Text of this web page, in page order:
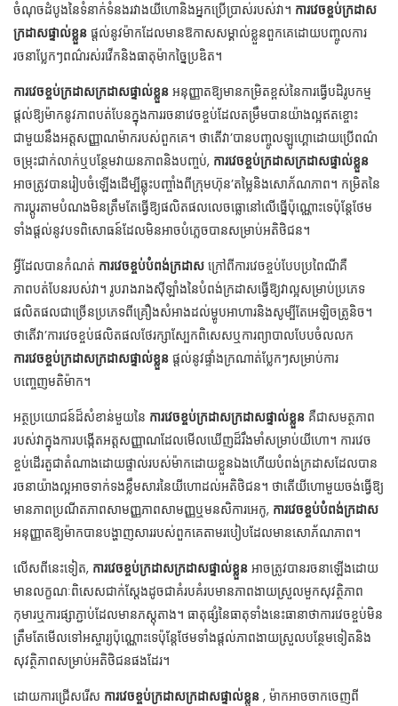
ចំណុចដំបូងនៃទំនាក់ទំនងរវាងយីហោនិងអ្នកប្រើប្រាស់របស់វា។ ការវេចខ្ចប់ក្រដាស
ក្រដាសផ្ទាល់ខ្លួន ផ្តល់នូវម៉ាកដែលមានឱកាសសម្គាល់ខ្លួនពួកគេដោយបញ្ចូលការ
រចនាប្លែកៗពណ៌រស់រវើកនិងធាតុម៉ាកច្នៃប្រឌិត។
ការវេចខ្ចប់ក្រដាសក្រដាសផ្ទាល់ខ្លួន អនុញ្ញាតឱ្យមានកម្រិតខ្ពស់នៃការធ្វើបដិរូបកម្ម
ផ្តល់ឱ្យម៉ាកនូវភាពបត់បែនក្នុងការរចនាវេចខ្ចប់ដែលតម្រឹមបានយ៉ាងល្អឥតខ្ចោះ
ជាមួយនឹងអត្តសញ្ញាណម៉ាករបស់ពួកគេ។ ថាតើវា’បានបញ្ចូលឡូហ្គោដោយប្រើពណ៌
ចម្រុះជាក់លាក់ឬបន្ថែមវាយនភាពនិងបញ្ចប់, ការវេចខ្ចប់ក្រដាសក្រដាសផ្ទាល់ខ្លួន
អាចត្រូវបានរៀបចំឡើងដើម្បីឆ្លុះបញ្ចាំងពីក្រុមហ៊ុន’តម្លៃនិងសោភ័ណភាព។ កម្រិតនៃ
ការប្តូរតាមបំណងមិនត្រឹមតែធ្វើឱ្យផលិតផលលេចធ្លោនៅលើធ្នើប៉ុណ្ណោះទេប៉ុន្តែថែម
ទាំងផ្តល់នូវបទពិសោធន៍ដែលមិនអាចបំភ្លេចបានសម្រាប់អតិថិជន។
អ្វីដែលបានកំណត់ ការវេចខ្ចប់បំពង់ក្រដាស ក្រៅពីការវេចខ្ចប់បែបប្រពៃណីគឺ
ភាពបត់បែនរបស់វា។ រូបរាងរាងស៊ីឡាំងនៃបំពង់ក្រដាសធ្វើឱ្យវាល្អសម្រាប់ប្រភេទ
ផលិតផលជាច្រើនប្រភេទពីគ្រឿងសំអាងដល់ម្ហូបអាហារនិងសូម្បីតែអេឡិចត្រូនិច។
ថាតើវា’ការវេចខ្ចប់ផលិតផលថែរក្សាស្បែកពិសេសឬការព្យាបាលបែបចំលលក
ការវេចខ្ចប់ក្រដាសក្រដាសផ្ទាល់ខ្លួន ផ្តល់នូវផ្ទាំងក្រណាត់ប្លែកៗសម្រាប់ការ
បញ្ចេញមតិម៉ាក។
អត្ថប្រយោជន៍ដ៏សំខាន់មួយនៃ ការវេចខ្ចប់ក្រដាសក្រដាសផ្ទាល់ខ្លួន គឺជាសមត្ថភាព
របស់វាក្នុងការបង្កើតអត្តសញ្ញាណដែលមើលឃើញដ៏រឹងមាំសម្រាប់យីហោ។ ការវេច
ខ្ចប់ដើរតួជាតំណាងដោយផ្ទាល់របស់ម៉ាកដោយខ្លួនឯងហើយបំពង់ក្រដាសដែលបាន
រចនាយ៉ាងល្អអាចទាក់ទងខ្លឹមសារនៃយីហោដល់អតិថិជន។ ថាតើយីហោមួយចង់ធ្វើឱ្យ
មានភាពប្រណីតភាពសាមញ្ញភាពសាមញ្ញឬមនសិការអេកូ, ការវេចខ្ចប់បំពង់ក្រដាស
អនុញ្ញាតឱ្យម៉ាកបានបង្ហាញសាររបស់ពួកគេតាមរបៀបដែលមានសោភ័ណភាព។
លើសពីនេះទៀត, ការវេចខ្ចប់ក្រដាសក្រដាសផ្ទាល់ខ្លួន អាចត្រូវបានរចនាឡើងដោយ
មានលក្ខណៈពិសេសជាក់ស្តែងដូចជាគំរបគំរបមានភាពងាយស្រួលមួកសុវត្ថិភាព
កុមារឬការផ្សាភ្ជាប់ដែលមានភស្តុតាង។ ធាតុផ្សំនៃធាតុទាំងនេះធានាថាការវេចខ្ចប់មិន
ត្រឹមតែមើលទៅអស្ចារ្យប៉ុណ្ណោះទេប៉ុន្តែថែមទាំងផ្តល់ភាពងាយស្រួលបន្ថែមទៀតនិង
សុវត្ថិភាពសម្រាប់អតិថិជនផងដែរ។
ដោយការជ្រើសរើស ការវេចខ្ចប់ក្រដាសក្រដាសផ្ទាល់ខ្លួន , ម៉ាកអាចចាកចេញពី